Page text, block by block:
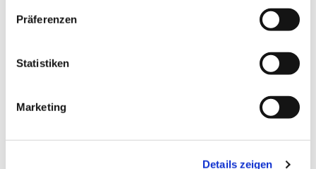
Präferenzen
Statistiken
Marketing
Details zeigen